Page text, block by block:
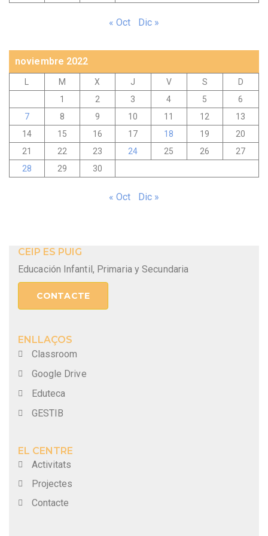
« Oct Dic »
noviembre 2022
M X J V S
D
1
2 3 4 5
6
7
8 9 10 11 12
13
14
15 16 17 18 19
20
21
22 23 24 25 26
27
28
29 30
« Oct Dic »
CEIP ES PUIG
Educación Infantil, Primaria y Secundaria
CONTACTE
ENLLAÇOS
Classroom
Google Drive
Eduteca
GESTIB
EL CENTRE
Activitats
Projectes
Contacte